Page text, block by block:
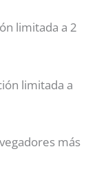
limitada a 2
limitada a
más